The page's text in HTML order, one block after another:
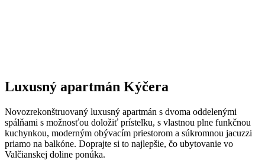
Luxusný apartmán Kýčera
Novozrekonštruovaný luxusný apartmán s dvoma oddelenými
spálňami s možnosťou doložiť prístelku, s vlastnou plne funkčnou
kuchynkou, moderným obývacím priestorom a súkromnou jacuzzi
priamo na balkóne. Doprajte si to najlepšie, čo ubytovanie vo
Valčianskej doline ponúka.